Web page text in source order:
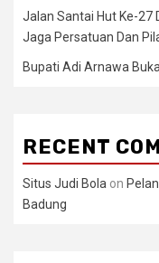
Jalan Santai Hut Ke-27
Jaga Persatuan Dan
Bupati Adi Arnawa
RECENT
Situs Judi Bola on
Badung